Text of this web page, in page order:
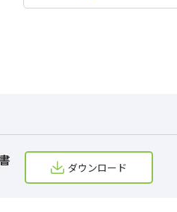
ダウンロード